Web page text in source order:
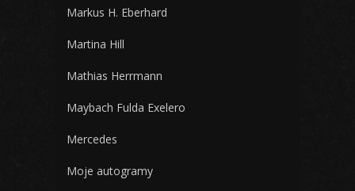
Markus H. Eberhard
Martina Hill
Mathias Herrmann
Maybach Fulda Exelero
Mercedes
Moje autogramy